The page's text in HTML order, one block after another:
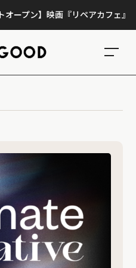
プン】映画『リペアカフェ』、上